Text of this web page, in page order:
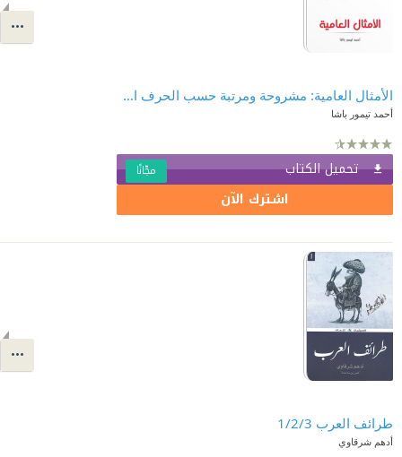
الأمثال العامية: مشروحة ومرتبة حسب الحرف الأول من المثل
أحمد تيمور باشا
تحميل الكتاب مجّانًا
اشترك الآن
طرائف العرب 1/2/3
أدهم شرقاوي